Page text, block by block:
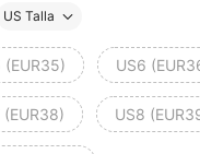
US Talla
(EUR35) US6
(EUR38) US8